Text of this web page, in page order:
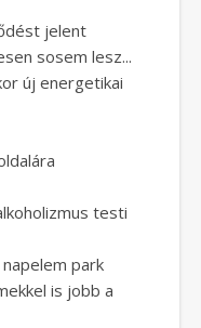
jelent
sosem lesz...
új energetikai
testi
park
is jobb a